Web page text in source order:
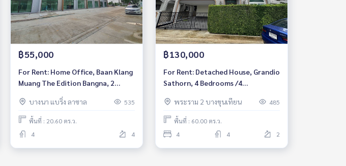
฿55,000
For Rent: Home Office, Baan Klang
Muang The Edition Bangna, 2
Furnished* Ready to move in
บางนา แบริ่ง ลาซาล 535
พื้นที่ : 20.60 ตร.ว.
4
4
฿130,000
For Rent: Detached House, Grandio
Sathorn, 4 Bedrooms /4
Friendly* Ready to move in
พระราม 2 บางขุนเทียน 485
พื้นที่ : 60.00 ตร.ว.
4
4 2